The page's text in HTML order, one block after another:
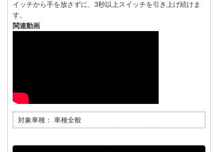
イッチから手を放さずに、3秒以上スイッチを引き上げ続けま
す。
関連動画
対象車種： 車種全般